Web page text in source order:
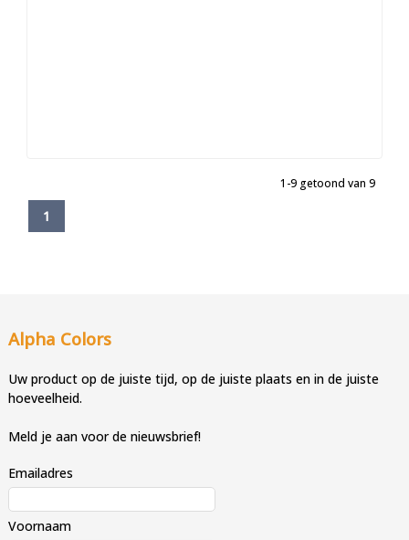
1-9 getoond van 9
1
Alpha Colors
Uw product op de juiste tijd, op de juiste plaats en in de juiste
hoeveelheid.
Meld je aan voor de nieuwsbrief!
Emailadres
Voornaam